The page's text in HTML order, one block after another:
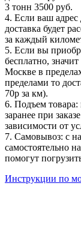
3 тонн 3500 руб.
4. Если ваш
доставка будет
за каждый
5. Если вы
бесплатно,
Москве в
пределами то
70р за км).
6. Подъем
заранее при
зависимости от
7. Самовывоз: с
самостоятельно
помогут
Инструкции по